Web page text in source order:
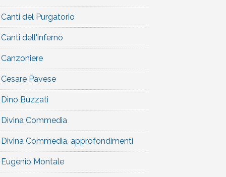
Canti del Purgatorio
Canti dell'inferno
Canzoniere
Cesare Pavese
Dino Buzzati
Divina Commedia
Divina Commedia, approfondimenti
Eugenio Montale